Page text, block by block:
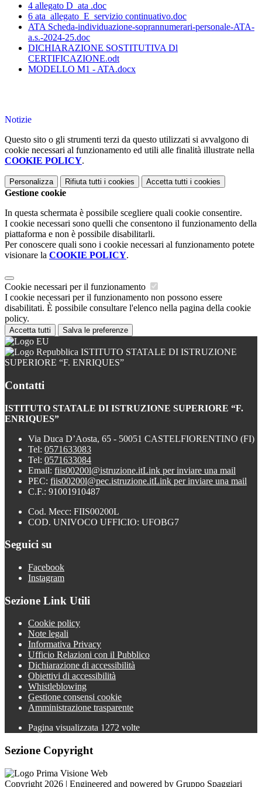
4 allegato D_ata .doc
6 ata_allegato_E_servizio continuativo.doc
ATA Scheda-individuazione-soprannumerari-personale-ATA-
a.s.-2024-25.doc
DICHIARAZIONE SOSTITUTIVA Dl
CERTIFICAZIONE.odt
MODELLO M1 - ATA.docx
Notizie
Questo sito o gli strumenti terzi da questo utilizzati si avvalgono di
cookie necessari al funzionamento ed utili alle finalità illustrate nella
COOKIE POLICY.
Personalizza Rifiuta tutti i cookies Accetta tutti i cookies
Gestione cookie
In questa schermata è possibile scegliere quali cookie consentire.
I cookie necessari sono quelli che consentono il funzionamento della
piattaforma e non è possibile disabilitarli.
Per conoscere quali sono i cookie necessari al funzionamento potete
visionare la COOKIE POLICY.
Cookie necessari per il funzionamento
I cookie necessari per il funzionamento non possono essere
disabilitati. È possibile consultare l'elenco nella pagina della cookie
policy.
Accetta tutti Salva le preferenze
ISTITUTO STATALE DI ISTRUZIONE
SUPERIORE “F. ENRIQUES”
Contatti
ISTITUTO STATALE DI ISTRUZIONE SUPERIORE “F.
ENRIQUES”
Via Duca D’Aosta, 65 - 50051 CASTELFIORENTINO (FI)
Tel: 0571633083
Tel: 0571633084
Email: fiis00200l@istruzione.itLink per inviare una mail
PEC: fiis00200l@pec.istruzione.itLink per inviare una mail
C.F.: 91001910487
Cod. Mecc: FIIS00200L
COD. UNIVOCO UFFICIO: UFOBG7
Seguici su
Facebook
Instagram
Sezione Link Utili
Cookie policy
Note legali
Informativa Privacy
Ufficio Relazioni con il Pubblico
Dichiarazione di accessibilità
Obiettivi di accessibilità
Whistleblowing
Gestione consensi cookie
Amministrazione trasparente
Pagina visualizzata 1272 volte
Sezione Copyright
Copyright 2026 | Engineered and powered by Gruppo Spaggiari